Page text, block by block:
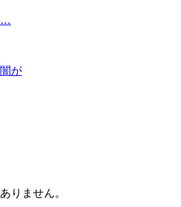
…
が
りません。